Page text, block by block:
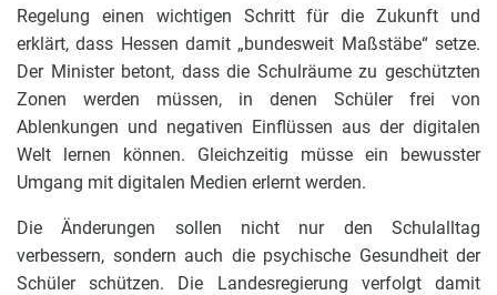
Regelung einen wichtigen Schritt für die Zukunft und
erklärt, dass Hessen damit „bundesweit Maßstäbe“ setze.
Der Minister betont, dass die Schulräume zu geschützten
Zonen werden müssen, in denen Schüler frei von
Ablenkungen und negativen Einflüssen aus der digitalen
Welt lernen können. Gleichzeitig müsse ein bewusster
Umgang mit digitalen Medien erlernt werden.
Die Änderungen sollen nicht nur den Schulalltag
verbessern, sondern auch die psychische Gesundheit der
Schüler schützen. Die Landesregierung verfolgt damit